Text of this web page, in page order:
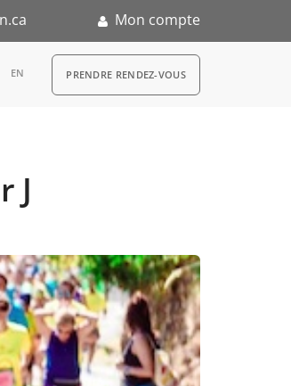
Mon compte
EN RDV
PRENDRE RENDEZ-VOUS
J